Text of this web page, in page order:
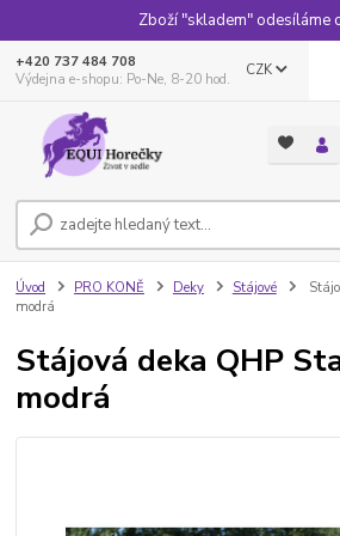
Zboží "skladem" odesíláme
CZK
+420 737 484 708
Výdejna e-shopu: Po-Ne, 8-20 hod.
Úvod PRO KONĚ Deky Stájové
modrá
Stájová deka QHP
modrá